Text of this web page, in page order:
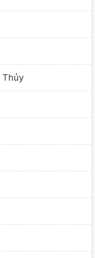
Thủy